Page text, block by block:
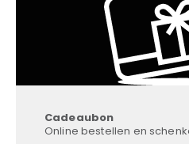
Cadeaubon
Online bestellen en